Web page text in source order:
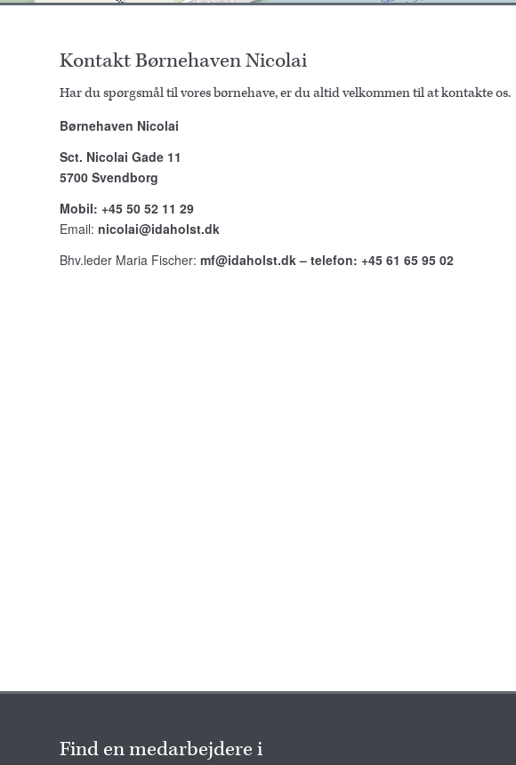
Kontakt Børnehaven Nicolai
Har du spørgsmål til vores børnehave, er du altid velkommen til at kontakte os.
Børnehaven Nicolai
Sct. Nicolai Gade 11
5700 Svendborg
Mobil: +45 50 52 11 29
Email: nicolai@idaholst.dk
Bhv.leder Maria Fischer: mf@idaholst.dk– telefon: +45 61 65 95 02
Find en medarbejdere i